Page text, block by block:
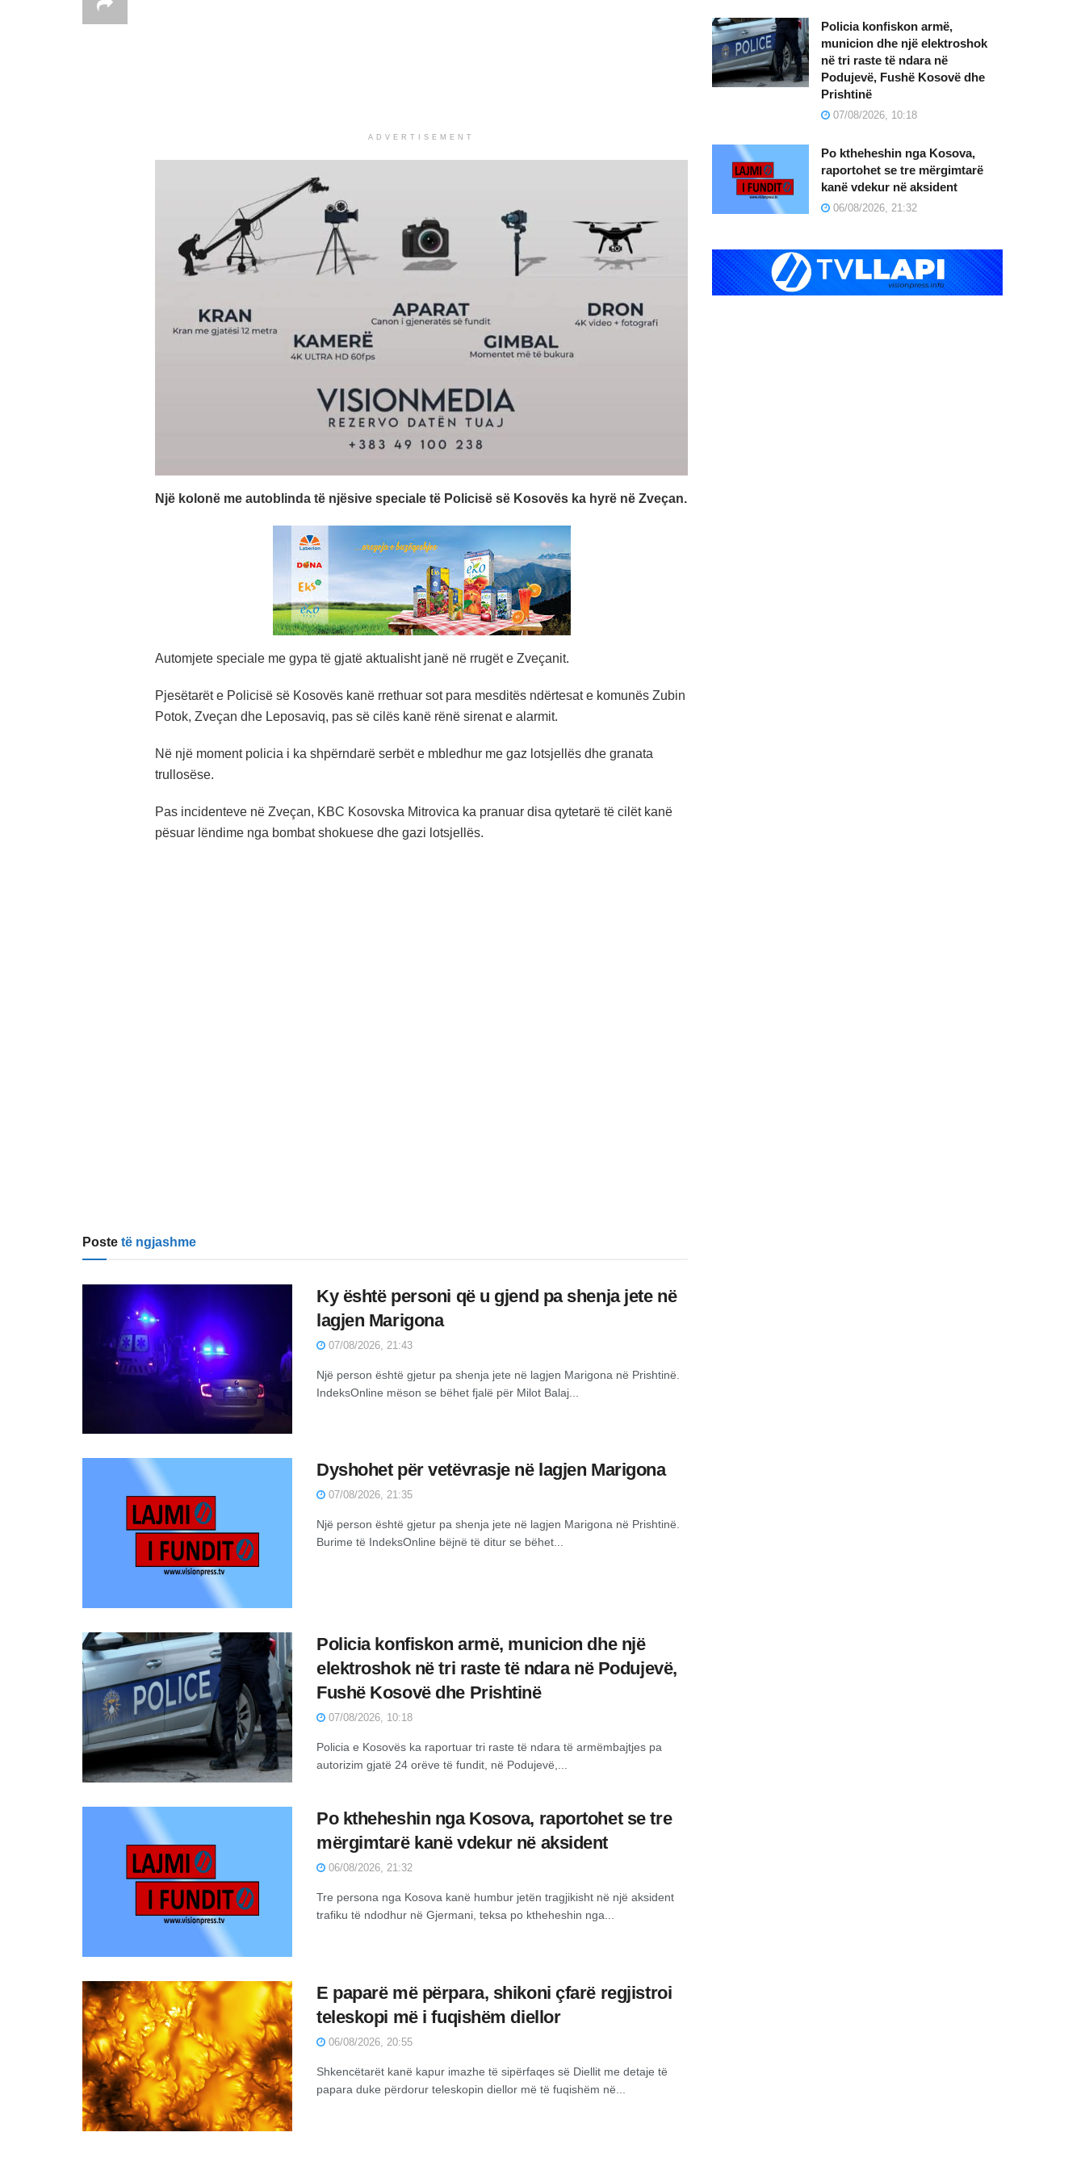
ADVERTISEMENT
Një kolonë me autoblinda të njësive speciale të Policisë së Kosovës ka hyrë në Zveçan.
Automjete speciale me gypa të gjatë aktualisht janë në rrugët e Zveçanit.
Pjesëtarët e Policisë së Kosovës kanë rrethuar sot para mesditës ndërtesat e komunës Zubin
Potok, Zveçan dhe Leposaviq, pas së cilës kanë rënë sirenat e alarmit.
Në një moment policia i ka shpërndarë serbët e mbledhur me gaz lotsjellës dhe granata
trullosëse.
Pas incidenteve në Zveçan, KBC Kosovska Mitrovica ka pranuar disa qytetarë të cilët kanë
pësuar lëndime nga bombat shokuese dhe gazi lotsjellës.
Poste të ngjashme
Ky është personi që u gjend pa shenja jete në
lagjen Marigona
07/08/2026, 21:43
Një person është gjetur pa shenja jete në lagjen Marigona në Prishtinë.
IndeksOnline mëson se bëhet fjalë për Milot Balaj...
Dyshohet për vetëvrasje në lagjen Marigona
07/08/2026, 21:35
Një person është gjetur pa shenja jete në lagjen Marigona në Prishtinë.
Burime të IndeksOnline bëjnë të ditur se bëhet...
Policia konfiskon armë, municion dhe një
elektroshok në tri raste të ndara në Podujevë,
Fushë Kosovë dhe Prishtinë
07/08/2026, 10:18
Policia e Kosovës ka raportuar tri raste të ndara të armëmbajtjes pa
autorizim gjatë 24 orëve të fundit, në Podujevë,...
Po ktheheshin nga Kosova, raportohet se tre
mërgimtarë kanë vdekur në aksident
06/08/2026, 21:32
Tre persona nga Kosova kanë humbur jetën tragjikisht në një aksident
trafiku të ndodhur në Gjermani, teksa po ktheheshin nga...
E paparë më përpara, shikoni çfarë regjistroi
teleskopi më i fuqishëm diellor
06/08/2026, 20:55
Shkencëtarët kanë kapur imazhe të sipërfaqes së Diellit me detaje të
papara duke përdorur teleskopin diellor më të fuqishëm në...
Policia konfiskon armë,
municion dhe një elektroshok
në tri raste të ndara në
Podujevë, Fushë Kosovë dhe
Prishtinë
07/08/2026, 10:18
Po ktheheshin nga Kosova,
raportohet se tre mërgimtarë
kanë vdekur në aksident
06/08/2026, 21:32